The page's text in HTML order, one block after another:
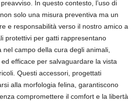
In questo contesto, l’uso di
solo una misura preventiva ma un
e responsabilità verso il nostro amico a
protettivi per gatti rappresentano
nel campo della cura degli animali,
efficace per salvaguardare la vista
Questi accessori, progettati
alla morfologia felina, garantiscono
compromettere il comfort e la libertà